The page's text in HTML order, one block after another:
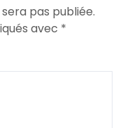
pas publiée.
avec *